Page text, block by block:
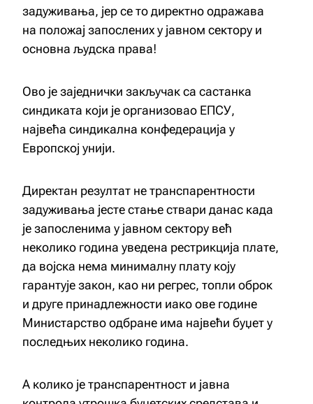
задуживања, јер се то директно одражава
на положај запослених у јавном сектору и
основна људска права!
Ово је заједнички закључак са састанка
синдиката који је организовао ЕПСУ,
највећа синдикална конфедерација у
Европској унији.
Директан резултат не транспарентности
задуживања јесте стање ствари данас када
је запосленима у јавном сектору већ
неколико година уведена рестрикција плате,
да војска нема минималну плату коју
гарантује закон, као ни регрес, топли оброк
и друге принадлежности иако ове године
Министарство одбране има највећи буџет у
последњих неколико година.
А колико је транспарентност и јавна